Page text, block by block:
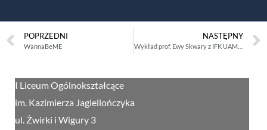
POPRZEDNI
WannaBeME
NASTĘPNY
Wykład prof. Ewy Skwary z IFK UAM w Poznaniu
I Liceum Ogólnokształcące
im. Kazimierza Jagiellończyka
ul. Żwirki i Wigury 3